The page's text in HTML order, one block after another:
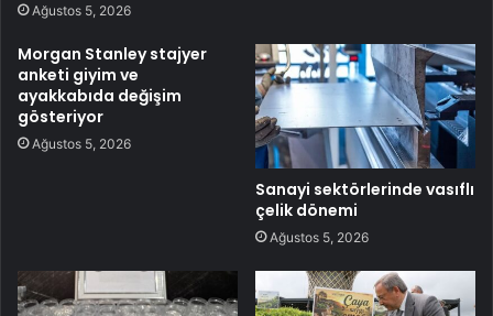
Ağustos 5, 2026
Morgan Stanley stajyer
anketi giyim ve
ayakkabıda değişim
gösteriyor
Ağustos 5, 2026
Sanayi sektörlerinde vasıflı
çelik dönemi
Ağustos 5, 2026